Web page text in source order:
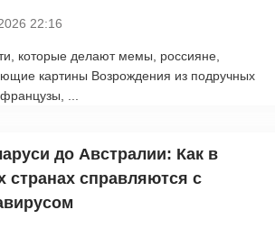
22:16
которые делают мемы, россияне,
картины Возрождения из подручных
...
до Австралии: Как в
странах справляются с